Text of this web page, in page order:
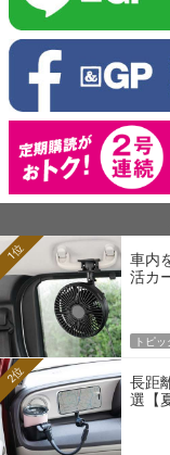
車内
活カ
1位
トピッ
長距
選【
2位